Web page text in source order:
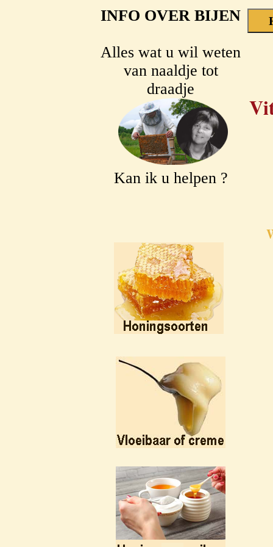
INFO OVER BIJEN
Alles wat u wil weten
van naaldje tot
draadje
Kan ik u helpen ?